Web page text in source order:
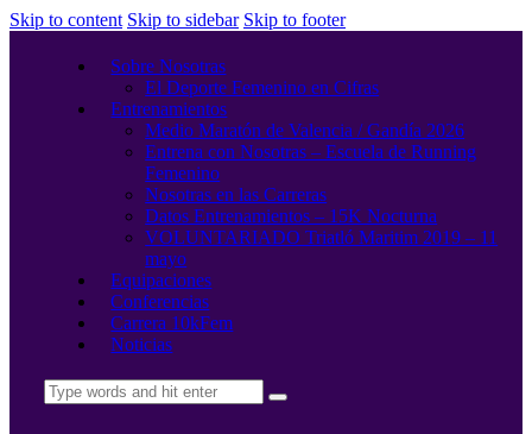
Skip to content Skip to sidebar Skip to footer
Sobre Nosotras
El Deporte Femenino en Cifras
Entrenamientos
Medio Maratón de Valencia / Gandía 2026
Entrena con Nosotras – Escuela de Running
Femenino
Nosotras en las Carreras
Datos Entrenamientos – 15K Nocturna
VOLUNTARIADO Triatló Maritim 2019 – 11
mayo
Equipaciones
Conferencias
Carrera 10kFem
Noticias